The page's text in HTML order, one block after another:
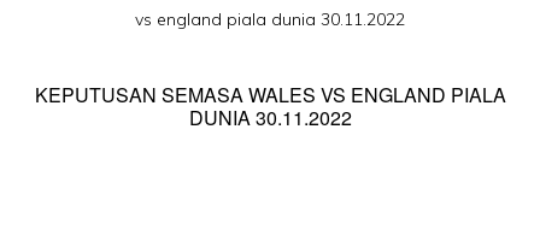
vs england piala dunia 30.11.2022
KEPUTUSAN SEMASA WALES VS ENGLAND PIALA
DUNIA 30.11.2022